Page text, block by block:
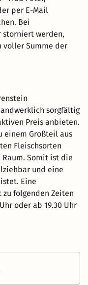
per E-Mail
Bei
storniert werden,
voller Summe der
sorgfältig
Preis anbieten.
einem Großteil aus
Fleischsorten
Somit ist die
und eine
Eine
zu folgenden Zeiten
oder ab 19.30 Uhr